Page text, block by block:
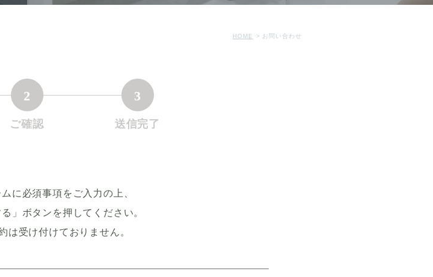
HOME お問い合わせ
2
ご確認
3
送信完了
に必須事項をご入力の上、
」ボタンを押してください。
は受け付けておりません。